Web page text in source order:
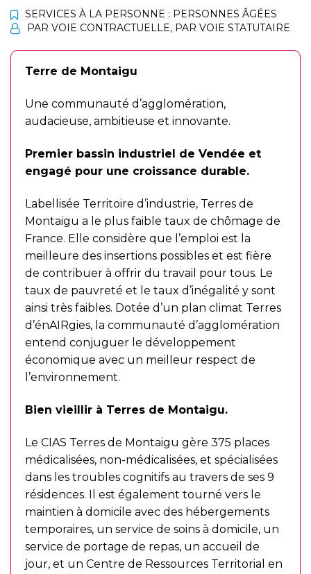
SERVICES À LA PERSONNE : PERSONNES ÂGÉES
PAR VOIE CONTRACTUELLE, PAR VOIE STATUTAIRE
Terre de Montaigu
Une communauté d’agglomération,
audacieuse, ambitieuse et innovante.
Premier bassin industriel de Vendée et
engagé pour une croissance durable.
Labellisée Territoire d’industrie, Terres de
Montaigu a le plus faible taux de chômage de
France. Elle considère que l’emploi est la
meilleure des insertions possibles et est fière
de contribuer à offrir du travail pour tous. Le
taux de pauvreté et le taux d’inégalité y sont
ainsi très faibles. Dotée d’un plan climat Terres
d’énAIRgies, la communauté d’agglomération
entend conjuguer le développement
économique avec un meilleur respect de
l’environnement.
Bien vieillir à Terres de Montaigu.
Le CIAS Terres de Montaigu gère 375 places
médicalisées, non-médicalisées, et spécialisées
dans les troubles cognitifs au travers de ses 9
résidences. Il est également tourné vers le
maintien à domicile avec des hébergements
temporaires, un service de soins à domicile, un
service de portage de repas, un accueil de
jour, et un Centre de Ressources Territorial en